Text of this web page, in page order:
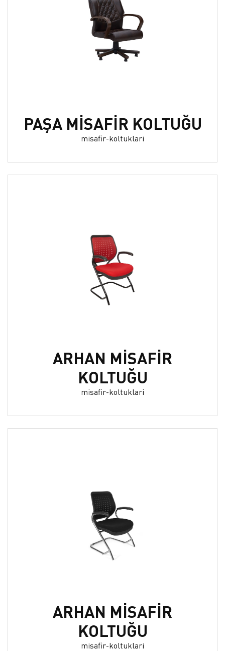
PAŞA MİSAFİR KOLTUĞU
misafir-koltuklari
ARHAN MİSAFİR
KOLTUĞU
misafir-koltuklari
ARHAN MİSAFİR
KOLTUĞU
misafir-koltuklari